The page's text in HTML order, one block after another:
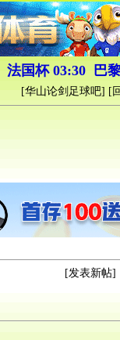
法国杯 03:30 巴
[华山论剑足球吧] [
[发表新帖]